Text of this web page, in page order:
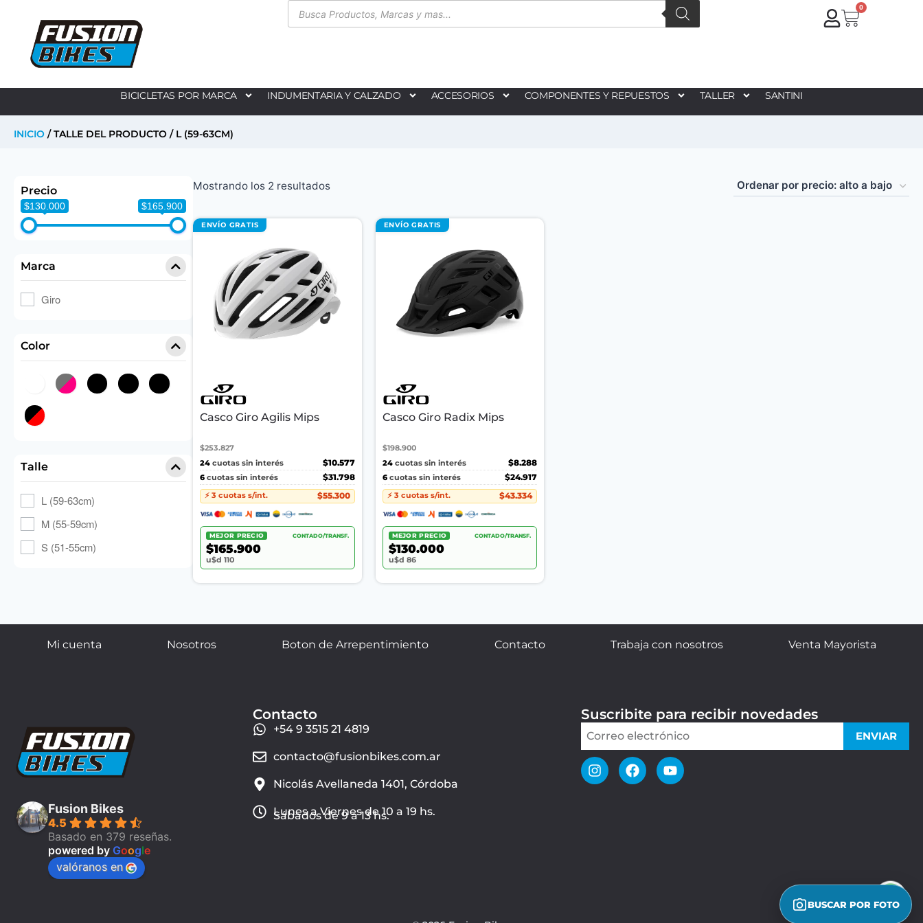
0
BICICLETAS POR MARCA INDUMENTARIA Y CALZADO ACCESORIOS COMPONENTES Y REPUESTOS TALLER SANTINI
INICIO / TALLE DEL PRODUCTO / L (59-63CM)
Precio
$130.000 $165.900
Marca
Giro
Color
Talle
L (59-63cm)
M (55-59cm)
S (51-55cm)
Mostrando los 2 resultados
ENVÍO GRATIS
Casco Giro Agilis Mips
$253.827
24cuotas sin interés
$10.577
6cuotas sin interés $31.798
⚡ 3 cuotas s/int. $55.300
MEJOR PRECIO CONTADO/TRANSF.
$165.900
u$d 110
ENVÍO GRATIS
Casco Giro Radix Mips
$198.900
24cuotas sin interés
$8.288
6cuotas sin interés $24.917
⚡ 3 cuotas s/int. $43.334
MEJOR PRECIO CONTADO/TRANSF.
$130.000
u$d 86
Mi cuenta Nosotros Boton de Arrepentimiento Contacto Trabaja con nosotros Venta Mayorista
Fusion Bikes
4.5
Basado en 379 reseñas.
powered by Google
valóranos en
Contacto
+54 9 3515 21 4819
contacto@fusionbikes.com.ar
Nicolás Avellaneda 1401, Córdoba
Lunes a Viernes de 10 a 19 hs.
Sábados de 9 a 13 hs.
Suscribite para recibir novedades
ENVIAR
BUSCAR POR FOTO